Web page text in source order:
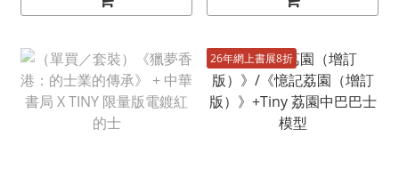
26年網上書展8折